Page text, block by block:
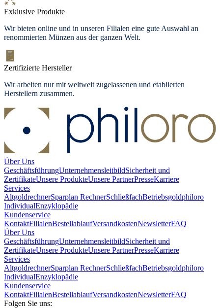
Exklusive Produkte
Wir bieten online und in unseren Filialen eine gute Auswahl an
renommierten Münzen aus der ganzen Welt.
Zertifizierte Hersteller
Wir arbeiten nur mit weltweit zugelassenen und etablierten
Herstellern zusammen.
Über Uns
GeschäftsführungUnternehmensleitbildSicherheit und
ZertifikateUnsere ProdukteUnsere PartnerPresseKarriere
Services
AltgoldrechnerSparplan RechnerSchließfachBetriebsgoldphiloro
IndividualEnzyklopädie
Kundenservice
KontaktFilialenBestellablaufVersandkostenNewsletterFAQ
Über Uns
GeschäftsführungUnternehmensleitbildSicherheit und
ZertifikateUnsere ProdukteUnsere PartnerPresseKarriere
Services
AltgoldrechnerSparplan RechnerSchließfachBetriebsgoldphiloro
IndividualEnzyklopädie
Kundenservice
KontaktFilialenBestellablaufVersandkostenNewsletterFAQ
Folgen Sie uns: